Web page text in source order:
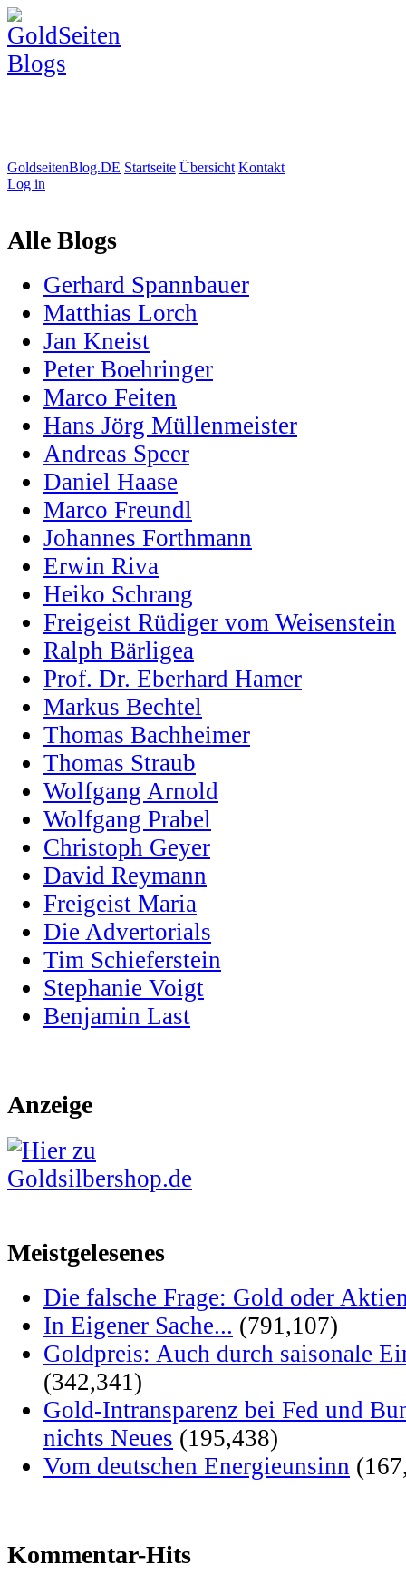
GoldseitenBlog.DE Startseite Übersicht Kontakt
Log in
Alle Blogs
Gerhard Spannbauer
Matthias Lorch
Jan Kneist
Peter Boehringer
Marco Feiten
Hans Jörg Müllenmeister
Andreas Speer
Daniel Haase
Marco Freundl
Johannes Forthmann
Erwin Riva
Heiko Schrang
Freigeist Rüdiger vom Weisenstein
Ralph Bärligea
Prof. Dr. Eberhard Hamer
Markus Bechtel
Thomas Bachheimer
Thomas Straub
Wolfgang Arnold
Wolfgang Prabel
Christoph Geyer
David Reymann
Freigeist Maria
Die Advertorials
Tim Schieferstein
Stephanie Voigt
Benjamin Last
Anzeige
Meistgelesenes
Die falsche Frage: Gold oder
In Eigener Sache... (791,107)
Goldpreis: Auch durch saisonale
(342,341)
Gold-Intransparenz bei Fed und
nichts Neues (195,438)
Vom deutschen Energieunsinn
Kommentar-Hits